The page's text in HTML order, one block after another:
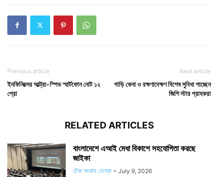
Previous article
ইনফিনিক্সের আল্ট্রা-স্পিড স্মার্টফোন নোট ১২
প্রো
Next article
গাড়ি কেনা ও রক্ষণাবেক্ষণ বিশেষ সুবিধা পাচ্ছেন
জিপি স্টার গ্রাহকরা
RELATED ARTICLES
বাংলাদেশে এআই মেধা বিকাশে সহযোগিতা করছে
জাইকা
টেক সংবাদ ডেস্ক - July 9, 2026